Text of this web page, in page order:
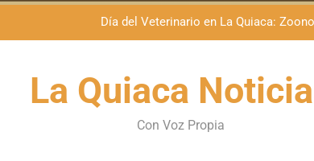
La frontera se subleva: Dante Velázquez enfrenta el
Fernando Rejal respaldó a Dante Velázquez en el
Día del Veterinario en La Quiaca:
La Quiaca
Con Voz Propia